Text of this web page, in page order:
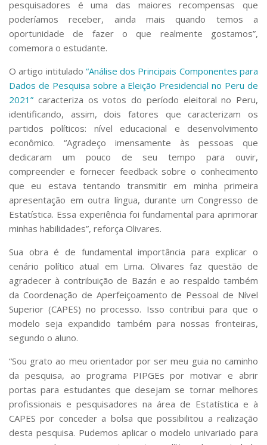
pesquisadores é uma das maiores recompensas que
poderíamos receber, ainda mais quando temos a
oportunidade de fazer o que realmente gostamos”,
comemora o estudante.
O artigo intitulado “Análise dos Principais Componentes para
Dados de Pesquisa sobre a Eleição Presidencial no Peru de
2021” caracteriza os votos do período eleitoral no Peru,
identificando, assim, dois fatores que caracterizam os
partidos políticos: nível educacional e desenvolvimento
econômico. “Agradeço imensamente às pessoas que
dedicaram um pouco de seu tempo para ouvir,
compreender e fornecer feedback sobre o conhecimento
que eu estava tentando transmitir em minha primeira
apresentação em outra língua, durante um Congresso de
Estatística. Essa experiência foi fundamental para aprimorar
minhas habilidades”, reforça Olivares.
Sua obra é de fundamental importância para explicar o
cenário político atual em Lima. Olivares faz questão de
agradecer à contribuição de Bazán e ao respaldo também
da Coordenação de Aperfeiçoamento de Pessoal de Nível
Superior (CAPES) no processo. Isso contribui para que o
modelo seja expandido também para nossas fronteiras,
segundo o aluno.
“Sou grato ao meu orientador por ser meu guia no caminho
da pesquisa, ao programa PIPGEs por motivar e abrir
portas para estudantes que desejam se tornar melhores
profissionais e pesquisadores na área de Estatística e à
CAPES por conceder a bolsa que possibilitou a realização
desta pesquisa. Pudemos aplicar o modelo univariado para